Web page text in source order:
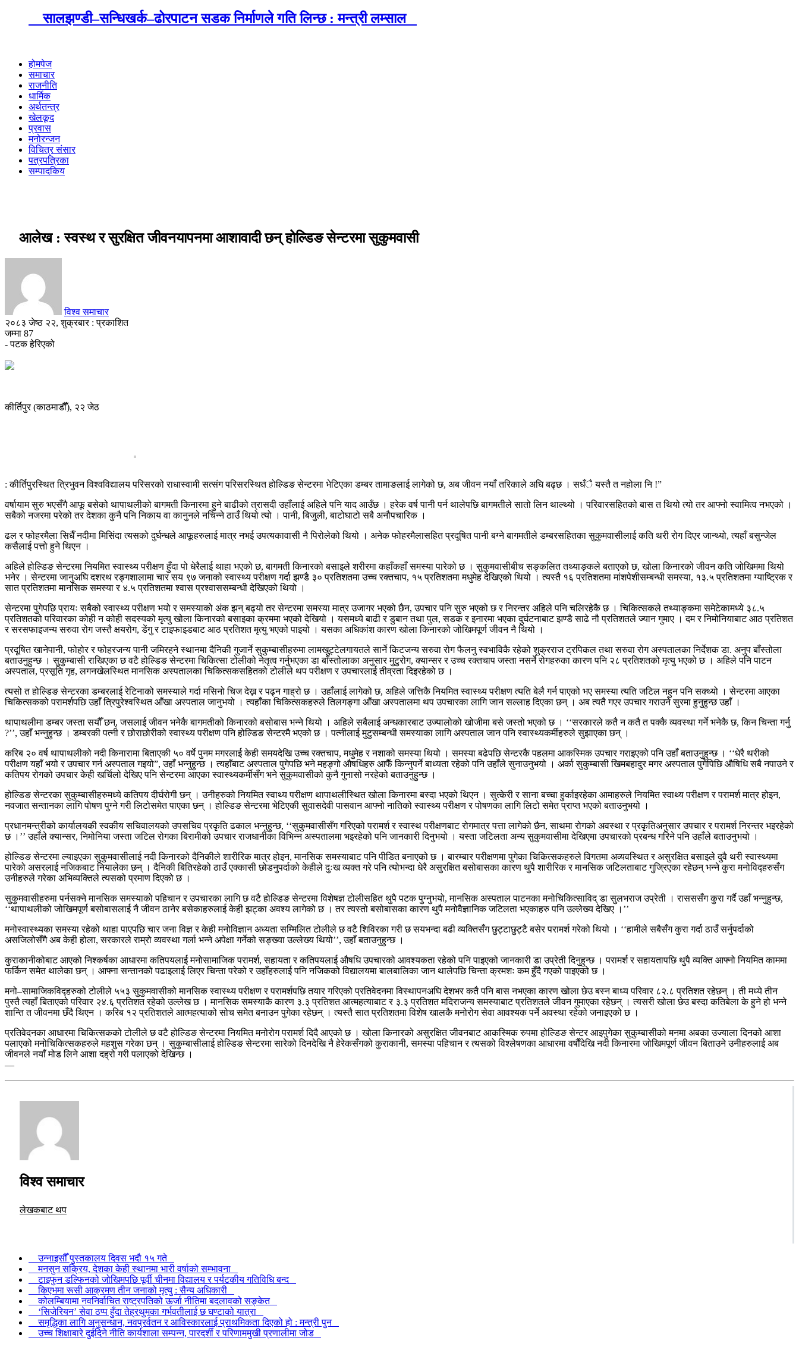
सालझण्डी–सन्धिखर्क–ढोरपाटन सडक निर्माणले गति लिन्छ : मन्त्री लम्साल
होमपेज
समाचार
राजनीति
धार्मिक
अर्थतन्त्र
खेलकूद
प्रवास
मनोरन्जन
विचित्र संसार
पत्रपत्रिका
सम्पादकिय
आलेख : स्वस्थ र सुरक्षित जीवनयापनमा आशावादी छन् होल्डिङ सेन्टरमा सुकुमवासी
विश्व समाचार
२०८३ जेष्ठ २२, शुक्रबार : प्रकाशित
जम्मा 87
- पटक हेरिएको
कीर्तिपुर (काठमाडौंँ), २२ जेठ
: कीर्तिपुरस्थित त्रिभुवन विश्वविद्यालय परिसरको राधास्वामी सत्संग परिसरस्थित होल्डिङ सेन्टरमा भेटिएका डम्बर तामाङलाई लागेको छ, अब जीवन नयाँ तरिकाले अघि बढ्छ । सधँै यस्तै त नहोला नि !”
वर्षायाम सुरु भएसँगै आफू बसेको थापाथलीको बागमती किनारमा हुने बाढीको त्रासदी उहाँलाई अहिले पनि याद आउँछ । हरेक वर्ष पानी पर्न थालेपछि बागमतीले सातो लिन थाल्थ्यो । परिवारसहितको बास त थियो त्यो तर आफ्नो स्वामित्व नभएको ।
सबैको नजरमा परेको तर देशका कुनै पनि निकाय वा कानुनले नचिन्ने ठाउँ थियो त्यो । पानी, बिजुली, बाटोघाटो सबै अनौपचारिक ।
ढल र फोहरमैला सिधैँ नदीमा मिसिंदा त्यसको दुर्घन्धले आफूहरुलाई मात्र नभई उपत्यकावासी नै पिरोलेको थियो । अनेक फोहरमैलासहित प्रदूषित पानी बग्ने बागमतीले डम्बरसहितका सुकुमवासीलाई कति थरी रोग दिएर जान्थ्यो, त्यहाँ बसुन्जेल
कसैलाई पत्तो हुने थिएन ।
अहिले होल्डिङ सेन्टरमा नियमित स्वास्थ्य परीक्षण हुँदा पो धेरैलाई थाहा भएको छ, बागमती किनारको बसाइले शरीरमा कहाँकहाँ समस्या पारेको छ । सुकुमवासीबीच सङ्कलित तथ्याङ्कले बताएको छ, खोला किनारको जीवन कति जोखिममा थियो
भनेर । सेन्टरमा जानुअघि दशरथ रङ्गशालामा चार सय ९७ जनाको स्वास्थ्य परीक्षण गर्दा झण्डै ३० प्रतिशतमा उच्च रक्तचाप, १५ प्रतिशतमा मधुमेह देखिएको थियो । त्यस्तै १६ प्रतिशतमा मांशपेशीसम्बन्धी समस्या, १३.५ प्रतिशतमा ग्याष्ट्रिक र
सात प्रतिशतमा मानसिक समस्या र ४.५ प्रतिशतमा श्वास प्रश्वाससम्बन्धी देखिएको थियो ।
सेन्टरमा पुगेपछि प्रायः सबैको स्वास्थ्य परीक्षण भयो र समस्याको अंक झन् बढ्यो तर सेन्टरमा समस्या मात्र उजागर भएको छैन, उपचार पनि सुरु भएको छ र निरन्तर अहिले पनि चलिरहेकै छ । चिकित्सकले तथ्याङ्कमा समेटेकामध्ये ३८.५
प्रतिशतको परिवारका कोही न कोही सदस्यको मृत्यु खोला किनारको बसाइका क्रममा भएको देखियो । यसमध्ये बाढी र डुबान तथा पुल, सडक र इनारमा भएका दुर्घटनाबाट झण्डै साढे नौ प्रतिशतले ज्यान गुमाए । दम र निमोनियाबाट आठ प्रतिशत
र सरसफाइजन्य सरुवा रोग जस्तै क्षयरोग, डेंगु र टाइफाइडबाट आठ प्रतिशत मृत्यु भएको पाइयो । यसका अधिकांश कारण खोला किनारको जोखिमपूर्ण जीवन नै थियो ।
प्रदूषित खानेपानी, फोहोर र फोहरजन्य पानी जमिरहने स्थानमा दैनिकी गुजार्ने सुकुम्बासीहरुमा लामखुुट्टेलगायतले सार्ने किटजन्य सरुवा रोग फैलनु स्वभाविकै रहेको शुक्रराज ट्रपिकल तथा सरुवा रोग अस्पतालका निर्देशक डा. अनुप बाँस्तोला
बताउनुहुन्छ । सुकुम्बासी राखिएका छ वटै होल्डिङ सेन्टरमा चिकित्सा टोलीको नेतृत्व गर्नुभएका डा बाँस्तोलाका अनुसार मुटुरोग, क्यान्सर र उच्च रक्तचाप जस्ता नसर्ने रोगहरुका कारण पनि २८ प्रतिशतको मृत्यु भएको छ । अहिले पनि पाटन
अस्पताल, प्रसूति गृह, लगनखेलस्थित मानसिक अस्पतालका चिकित्सकसहितको टोलीले थप परीक्षण र उपचारलाई तीव्रता दिइरहेको छ ।
त्यसो त होल्डिङ सेन्टरका डम्बरलाई रेटिनाको समस्याले गर्दा मसिनो चिज देख्न र पढ्न गाह्रो छ । उहाँलाई लागेको छ, अहिले जत्तिकै नियमित स्वास्थ्य परीक्षण त्यति बेलै गर्न पाएको भए समस्या त्यति जटिल नहुन पनि सक्थ्यो । सेन्टरमा आएका
चिकित्सकको परामर्शपछि उहाँ त्रिपुरेश्वस्थित आँखा अस्पताल जानुभयो । त्यहाँका चिकित्सकहरुले तिलगङ्गा आँखा अस्पतालमा थप उपचारका लागि जान सल्लाह दिएका छन् । अब त्यतै गएर उपचार गराउने सुरमा हुनुहुन्छ उहाँ ।
थापाथलीमा डम्बर जस्ता सयौँ छन्, जसलाई जीवन भनेकै बागमतीको किनारको बसोबास भन्ने थियो । अहिले सबैलाई अन्धकारबाट उज्यालोको खोजीमा बसे जस्तो भएको छ । ‘‘सरकारले कतै न कतै त पक्कै व्यवस्था गर्ने भनेकै छ, किन चिन्ता गर्नु
?’’, उहाँ भन्नुहुन्छ । डम्बरकी पत्नी र छोराछोरीको स्वास्थ्य परीक्षण पनि होल्डिङ सेन्टरमै भएको छ । पत्नीलाई मुटुसम्बन्धी समस्याका लागि अस्पताल जान पनि स्वास्थ्यकर्मीहरुले सुझाएका छन् ।
करिब २० वर्ष थापाथलीको नदी किनारामा बिताएकी ५० वर्षे पुनम मगरलाई केही समयदेखि उच्च रक्तचाप, मधुमेह र नशाको समस्या थियो । समस्या बढेपछि सेन्टरकै पहलमा आकस्मिक उपचार गराइएको पनि उहाँ बताउनुहुन्छ । ‘‘धेरै थरीको
परीक्षण यहाँ भयो र उपचार गर्न अस्पताल गइयो”, उहाँ भन्नुहुन्छ । त्यहाँबाट अस्पताल पुगेपछि भने महङ्गो औषधिहरु आफैँ किन्नुपर्ने बाध्यता रहेको पनि उहाँले सुनाउनुभयो । अर्का सुकुम्बासी खिमबहादुर मगर अस्पताल पुगेपिछि औषिधि सबै नपाउने र
कतिपय रोगको उपचार केही खर्चिलो देखिए पनि सेन्टरमा आएका स्वास्थ्यकर्मीसँग भने सुकुमवासीको कुनै गुनासो नरहेको बताउनुहुन्छ ।
होल्डिङ सेन्टरका सुकुम्बासीहरुमध्ये कतिपय दीर्घरोगी छन् । उनीहरुको नियमित स्वाथ्य परीक्षण थापाथलीस्थित खोला किनारमा बस्दा भएको थिएन । सुत्केरी र साना बच्चा हुर्काइरहेका आमाहरुले नियमित स्वाथ्य परीक्षण र परामर्श मात्र होइन,
नवजात सन्तानका लागि पोषण पुग्ने गरी लिटोसमेत पाएका छन् । होल्डिङ सेन्टरमा भेटिएकी सुवासदेवी पासवान आफ्नो नातिको स्वास्थ्य परीक्षण र पोषणका लागि लिटो समेत प्राप्त भएको बताउनुभयो ।
प्रधानमन्त्रीको कार्यालयकी स्वकीय सचिवालयको उपसचिव प्रकृति ढकाल भन्नुहुन्छ, ‘‘सुकुमवासीसँग गरिएको परामर्श र स्वास्थ परीक्षणबाट रोगमात्र पत्ता लागेको छैन, साथमा रोगको अवस्था र प्रकृतिअनुसार उपचार र परामर्श निरन्तर भइरहेको
छ ।’’ उहाँले क्यान्सर, निमोनिया जस्ता जटिल रोगका बिरामीको उपचार राजधानीका विभिन्न अस्पतालमा भइरहेको पनि जानकारी दिनुभयो । यस्ता जटिलता अन्य सुकुमवासीमा देखिएमा उपचारको प्रबन्ध गरिने पनि उहाँले बताउनुभयो ।
होल्डिङ सेन्टरमा ल्याइएका सुकुमवासीलाई नदी किनारको दैनिकीले शारीरिक मात्र होइन, मानसिक समस्याबाट पनि पीडित बनाएको छ । बारम्बार परीक्षणमा पुगेका चिकित्सकहरुले विगतमा अव्यवस्थित र असुरक्षित बसाइले दुवै थरी स्वास्थ्यमा
पारेको असरलाई नजिकबाट नियालेका छन् । दैनिकी बितिरहेको ठाउँ एक्कासी छोडनुपर्दाको केहीले दुःख व्यक्त गरे पनि त्योभन्दा धेरै असुरक्षित बसोबासका कारण थुपै शारीरिक र मानसिक जटिलताबाट गुज्रिएका रहेछन् भन्ने कुरा मनोविद्हरुसँग
उनीहरुले गरेका अभिव्यक्तिले त्यसको प्रमाण दिएको छ ।
सुकुमवासीहरुमा पर्नसक्ने मानसिक समस्याको पहिचान र उपचारका लागि छ वटै होल्डिङ सेन्टरमा विशेषज्ञ टोलीसहित थुपै पटक पुग्नुभयो, मानसिक अस्पताल पाटनका मनोचिकित्साविद् डा सुलभराज उप्रेती । रासससँग कुरा गर्दै उहाँ भन्नुहुन्छ,
‘‘थापाथलीको जोखिमपूर्ण बसोबासलाई नै जीवन ठानेर बसेकाहरुलाई केही झट्का अवश्य लागेको छ । तर त्यस्तो बसोबासका कारण थुपै मनोवैज्ञानिक जटिलता भएकाहरु पनि उल्लेख्य देखिए ।’’
मनोस्वास्थ्यका समस्या रहेको थाहा पाएपछि चार जना विज्ञ र केही मनोविज्ञान अध्यता सम्मिलित टोलीले छ वटै शिविरका गरी छ सयभन्दा बढी व्यक्तिसँग छुट्टाछुट्टै बसेर परामर्श गरेको थियो । ‘‘हामीले सबैसँग कुरा गर्दा ठाउँ सर्नुपर्दाको
असजिलोसँगै अब केही होला, सरकारले राम्रो व्यवस्था गर्ला भन्ने अपेक्षा गर्नेको सङ्ख्या उल्लेख्य थियो’’, उहाँ बताउनुहुन्छ ।
कुराकानीकोबाट आएको निश्कर्षका आधारमा कतिपयलाई मनोसामाजिक परामर्श, सहायता र कतिपयलाई औषधि उपचारको आवश्यकता रहेको पनि पाइएको जानकारी डा उप्रेती दिनुहुन्छ । परामर्श र सहायतापछि थुपै व्यक्ति आफ्नो नियमित काममा
फर्किन समेत थालेका छन् । आफ्ना सन्तानको पढाइलाई लिएर चिन्ता परेको र उहाँहरुलाई पनि नजिकको विद्यालयमा बालबालिका जान थालेपछि चिन्ता क्रमशः कम हुँदै गएको पाइएको छ ।
मनो–सामाजिकविद्हरुको टोलीले ५५३ सुकुमवासीको मानसिक स्वास्थ्य परीक्षण र परामर्शपछि तयार गरिएको प्रतिवेदनमा विस्थापनअघि देशभर कतै पनि बास नभएका कारण खोला छेउ बस्न बाध्य परिवार ८२.८ प्रतिशत रहेछन् । ती मध्ये तीन
पुस्तै त्यहाँ बिताएको परिवार २४.६ प्रतिशत रहेको उल्लेख छ । मानसिक समस्याकै कारण ३.३ प्रतिशत आत्महत्याबाट र ३.३ प्रतिशत मदिराजन्य समस्याबाट प्रतिशतले जीवन गुमाएका रहेछन् । त्यसरी खोला छेउ बस्दा कतिबेला के हुने हो भन्ने
शान्ति त जीवनमा छँदै थिएन । करिब १२ प्रतिशतले आत्महत्याको सोच समेत बनाउन पुगेका रहेछन् । त्यस्तै सात प्रतिशतमा विशेष खालकै मनोरोग सेवा आवश्यक पर्ने अवस्था रहेको जनाइएको छ ।
प्रतिवेदनका आधारमा चिकित्सकको टोलीले छ वटै होल्डिङ सेन्टरमा नियमित मनोरोग परामर्श दिदै आएको छ । खोला किनारको असुरक्षित जीवनबाट आकस्मिक रुपमा होल्डिङ सेन्टर आइपुगेका सुकुम्बासीको मनमा अबका उज्याला दिनको आशा
पलाएको मनोचिकित्सकहरुले महशुस गरेका छन् । सुकुम्बासीलाई होल्डिङ सेन्टरमा सारेको दिनदेखि नै हेरेकसँगको कुराकानी, समस्या पहिचान र त्यसको विश्लेषणका आधारमा वर्षौंदेखि नदी किनारमा जोखिमपूर्ण जीवन बिताउने उनीहरुलाई अब
जीवनले नयाँ मोड लिने आशा दह्रो गरी पलाएको देखिन्छ ।
—
विश्व समाचार
लेखकबाट थप
उन्नाइसौँ पुस्तकालय दिवस भदौ १५ गते
मनसुन सक्रिय, देशका केही स्थानमा भारी वर्षाको सम्भावना
टाइफुन डल्फिनको जोखिमपछि पूर्वी चीनमा विद्यालय र पर्यटकीय गतिविधि बन्द
किएभमा रूसी आक्रमण तीन जनाको मृत्यु : सैन्य अधिकारी
कोलम्बियामा नवनिर्वाचित राष्ट्रपतिको ऊर्जा नीतिमा बदलावको सङ्केत
‘सिजेरियन’ सेवा ठप्प हुँदा तेह्रथुमका गर्भवतीलाई छ घण्टाको यात्रा
समृद्धिका लागि अनुसन्धान, नवप्रर्वतन र आविस्कारलाई प्राथमिकता दिएको हो : मन्त्री पुन
उच्च शिक्षाबारे दुईदिने नीति कार्यशाला सम्पन्न, पारदर्शी र परिणाममुखी प्रणालीमा जोड